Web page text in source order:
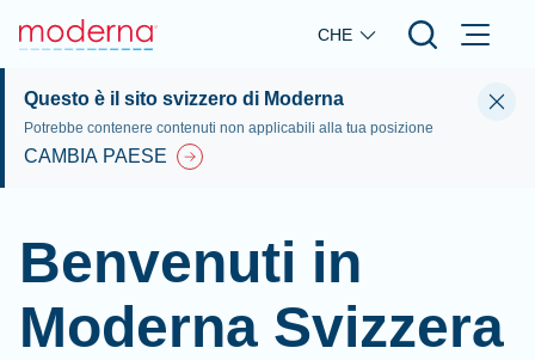
Skip to main content
CHE
Questo è il sito svizzero di Moderna
Potrebbe contenere contenuti non applicabili alla tua posizione
CAMBIA PAESE
Benvenuti in
Moderna Svizzera